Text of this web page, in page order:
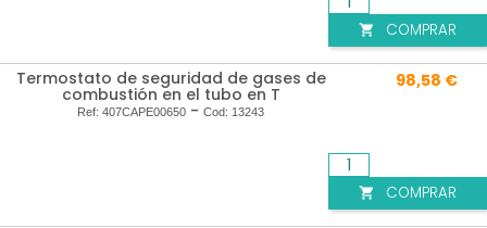
 COMPRAR
Termostato de seguridad de gases de
combustión en el tubo en T
Ref: 407CAPE00650 - Cod: 13243
98,58 €
 COMPRAR